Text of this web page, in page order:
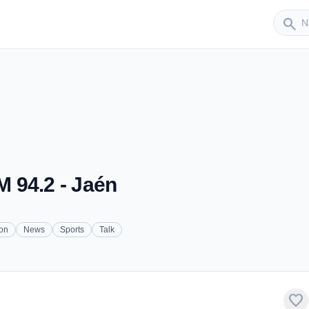
search
Sender
94.2 - Jaén
News Sports Talk
favorite